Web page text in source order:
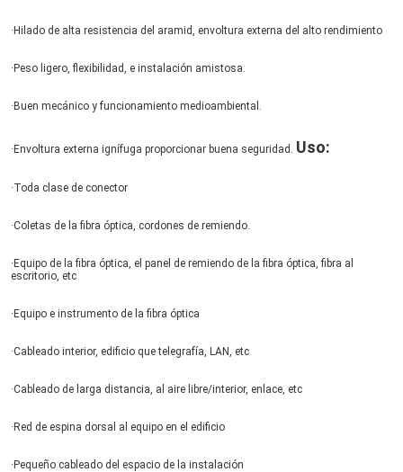
·Hilado de alta resistencia del aramid, envoltura externa del alto rendimiento
·Peso ligero, flexibilidad, e instalación amistosa.
·Buen mecánico y funcionamiento medioambiental.
·Envoltura externa ignífuga proporcionar buena seguridad. Uso:
·Toda clase de conector
·Coletas de la fibra óptica, cordones de remiendo.
·Equipo de la fibra óptica, el panel de remiendo de la fibra óptica, fibra al
escritorio, etc
·Equipo e instrumento de la fibra óptica
·Cableado interior, edificio que telegrafía, LAN, etc
·Cableado de larga distancia, al aire libre/interior, enlace, etc
·Red de espina dorsal al equipo en el edificio
·Pequeño cableado del espacio de la instalación